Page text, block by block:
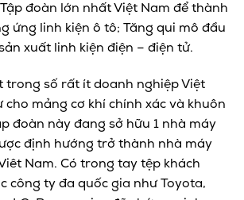
đoàn lớn nhất Việt Nam để thành
ứng linh kiện ô tô; Tăng qui mô đầu
xuất linh kiện điện – điện tử.
trong số rất ít doanh nghiệp Việt
cho mảng cơ khí chính xác và khuôn
đoàn này đang sở hữu 1 nhà máy
định hướng trở thành nhà máy
Nam. Có trong tay tệp khách
công ty đa quốc gia như Toyota,